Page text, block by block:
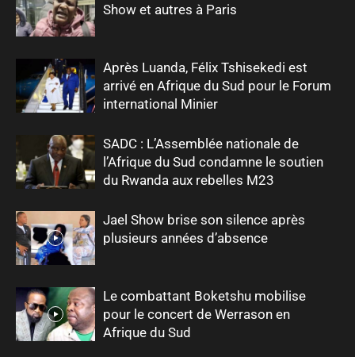
Show et autres à Paris
Après Luanda, Félix Tshisekedi est
arrivé en Afrique du Sud pour le Forum
international Minier
SADC : L’Assemblée nationale de
l’Afrique du Sud condamne le soutien
du Rwanda aux rebelles M23
Jael Show brise son silence après
plusieurs années d’absence
Le combattant Boketshu mobilise
pour le concert de Werrason en
Afrique du Sud